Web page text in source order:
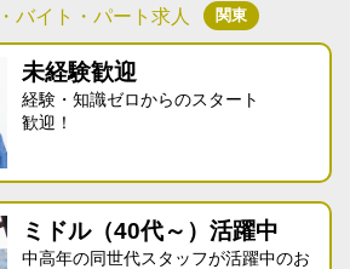
バイト・パート求人
関東
未経験歓迎
経験・知識ゼロからのスタート
歓迎！
ミドル（40代～）活躍中
中高年の同世代スタッフが活躍中のお